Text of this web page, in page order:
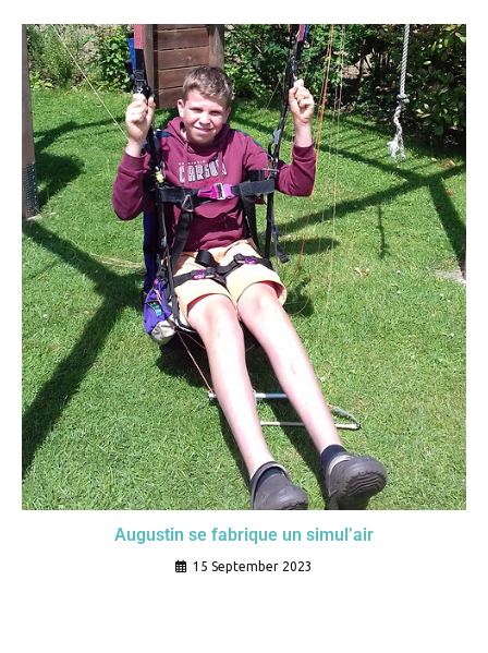
Augustin se fabrique un simul’air
15 September 2023